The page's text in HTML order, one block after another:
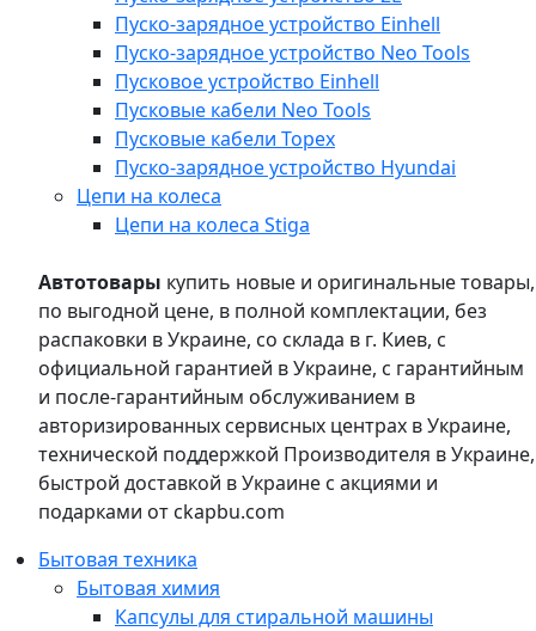
Пуско-зарядное устройство Einhell
Пуско-зарядное устройство Neo Tools
Пусковое устройство Einhell
Пусковые кабели Neo Tools
Пусковые кабели Topex
Пуско-зарядное устройство Hyundai
Цепи на колеса
Цепи на колеса Stiga
Автотовары купить новые и оригинальные товары,
по выгодной цене, в полной комплектации, без
распаковки в Украине, со склада в г. Киев, с
официальной гарантией в Украине, с гарантийным
и после-гарантийным обслуживанием в
авторизированных сервисных центрах в Украине,
технической поддержкой Производителя в Украине,
быстрой доставкой в Украине с акциями и
подарками от ckapbu.com
Бытовая техника
Бытовая химия
Капсулы для стиральной машины